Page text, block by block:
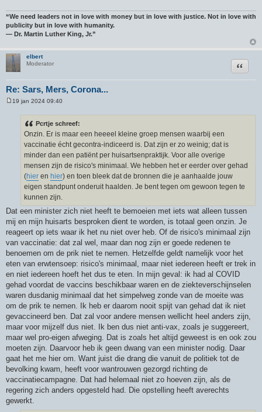
“We need leaders not in love with money but in love with justice. Not in love with
publicity but in love with humanity.
― Dr. Martin Luther King, Jr.”
elbert
Moderator
Re: Sars, Mers, Corona...
Citeer
19 jan 2024 09:40
Pcrtje schreef:
Onzin. Er is maar een heeeel kleine groep mensen waarbij een
vaccinatie écht gecontra-indiceerd is. Dat zijn er zo weinig; dat is
minder dan een patiënt per huisartsenpraktijk. Voor alle overige
mensen zijn de risico's minimaal. We hebben het er eerder over gehad
(hier en hier) en toen bleek dat de bronnen die je aanhaalde jouw
eigen standpunt onderuit haalden. Je bent tegen om gewoon tegen te
kunnen zijn.
Dat een minister zich niet heeft te bemoeien met iets wat alleen tussen
mij en mijn huisarts besproken dient te worden, is totaal geen onzin. Je
reageert op iets waar ik het nu niet over heb. Of de risico's minimaal zijn
van vaccinatie: dat zal wel, maar dan nog zijn er goede redenen te
benoemen om de prik niet te nemen. Hetzelfde geldt namelijk voor het
eten van erwtensoep: risico's minimaal, maar niet iedereen heeft er trek in
en niet iedereen hoeft het dus te eten. In mijn geval: ik had al COVID
gehad voordat de vaccins beschikbaar waren en de ziekteverschijnselen
waren dusdanig minimaal dat het simpelweg zonde van de moeite was
om de prik te nemen. Ik heb er daarom nooit spijt van gehad dat ik niet
gevaccineerd ben. Dat zal voor andere mensen wellicht heel anders zijn,
maar voor mijzelf dus niet. Ik ben dus niet anti-vax, zoals je suggereert,
maar wel pro-eigen afweging. Dat is zoals het altijd geweest is en ook zou
moeten zijn. Daarvoor heb ik geen dwang van een minister nodig. Daar
gaat het me hier om. Want juist die drang die vanuit de politiek tot de
bevolking kwam, heeft voor wantrouwen gezorgd richting de
vaccinatiecampagne. Dat had helemaal niet zo hoeven zijn, als de
regering zich anders opgesteld had. Die opstelling heeft averechts
gewerkt.